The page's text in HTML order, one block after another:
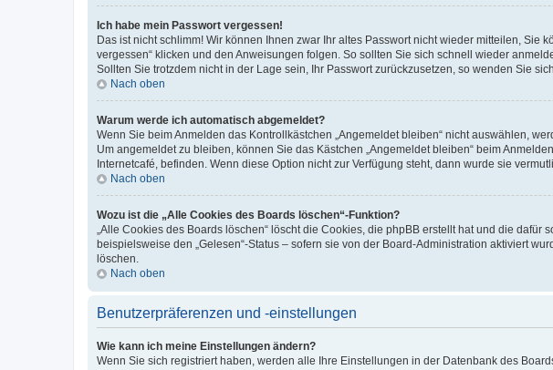
Ich habe mein Passwort vergessen!
Das ist nicht schlimm! Wir können Ihnen zwar Ihr altes Passwort nicht wieder mitteilen,
vergessen“ klicken und den Anweisungen folgen. So sollten Sie sich schnell wieder
Sollten Sie trotzdem nicht in der Lage sein, Ihr Passwort zurückzusetzen, so wenden Sie
Nach oben
Warum werde ich automatisch abgemeldet?
Wenn Sie beim Anmelden das Kontrollkästchen „Angemeldet bleiben“ nicht auswählen,
Um angemeldet zu bleiben, können Sie das Kästchen „Angemeldet bleiben“ beim
Internetcafé, befinden. Wenn diese Option nicht zur Verfügung steht, dann wurde sie
Nach oben
Wozu ist die „Alle Cookies des Boards löschen“-Funktion?
„Alle Cookies des Boards löschen“ löscht die Cookies, die phpBB erstellt hat und die
beispielsweise den „Gelesen“-Status – sofern sie von der Board-Administration aktiviert
löschen.
Nach oben
Benutzerpräferenzen und -einstellungen
Wie kann ich meine Einstellungen ändern?
Wenn Sie sich registriert haben, werden alle Ihre Einstellungen in der Datenbank des